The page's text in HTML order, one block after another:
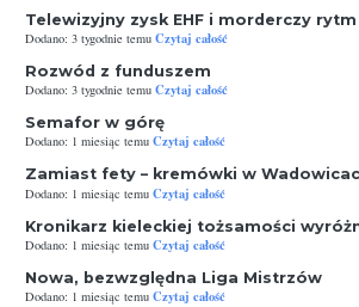
Telewizyjny zysk EHF i morderczy rytm
Dodano: 3 tygodnie temu Czytaj całość
Rozwód z funduszem
Dodano: 3 tygodnie temu Czytaj całość
Semafor w górę
Dodano: 1 miesiąc temu Czytaj całość
Zamiast fety – kremówki w
Dodano: 1 miesiąc temu Czytaj całość
Kronikarz kieleckiej tożsamości
Dodano: 1 miesiąc temu Czytaj całość
Nowa, bezwzględna Liga Mistrzów
Dodano: 1 miesiąc temu Czytaj całość